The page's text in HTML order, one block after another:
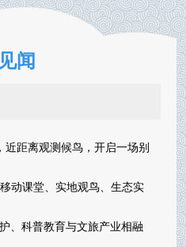
闻
距离观测候鸟，开启一场别
动课堂、实地观鸟、生态实
、科普教育与文旅产业相融